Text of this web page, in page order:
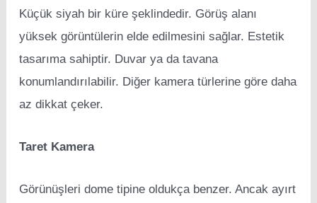
Küçük siyah bir küre şeklindedir. Görüş alanı
yüksek görüntülerin elde edilmesini sağlar. Estetik
tasarıma sahiptir. Duvar ya da tavana
konumlandırılabilir. Diğer kamera türlerine göre daha
az dikkat çeker.
Taret Kamera
Görünüşleri dome tipine oldukça benzer. Ancak ayırt